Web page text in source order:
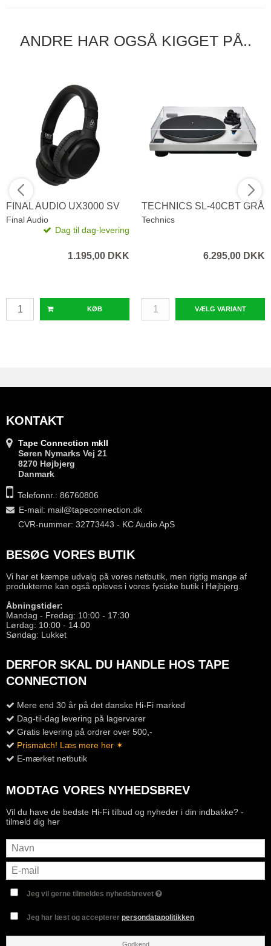
ANDRE HAR OGSÅ KIGGET PÅ..
FINAL AUDIO UX3000 SV
Final Audio
Dag til dag-levering
1.195,00 DKK
KØB
TECHNICS SL-40CBT GRÅ
Technics
6.295,00 DKK
VÆLG VARIANT
KONTAKT
Tape Connection mkII
Søren Nymarks Vej 21
8270 Højbjerg
Danmark
Telefonnr.: 86760806
E-mail: mail@tapeconnection.dk
CVR-nummer: 32773443 - KC Audio ApS
BESØG VORES BUTIK
Vi har et kæmpe udvalg på vores netbutik, men rigtig mange af
produkterne kan også opleves i vores fysiske butik i Højbjerg.
Åbningstider:
Mandag - Fredag: 10:00 - 17:30
Lørdag: 10:00 - 14.00
Søndag: Lukket
DERFOR SKAL DU HANDLE HOS TAPE
CONNECTION
Mere end 30 år på det danske Hi-Fi marked
Dag-til-dag levering på lagervarer
Gratis levering på ordrer over 500,-
Prismatch! Læs mere her ✶
E-mærket netbutik
MODTAG VORES NYHEDSBREV
Vil du have de bedste Hi-Fi tilbud og nyheder i din indbakke? -
tilmeld dig her
Jeg vil gerne tilmeldes nyhedsbrevet
Jeg har læst og acceptererpersondatapolitikken
Godkend